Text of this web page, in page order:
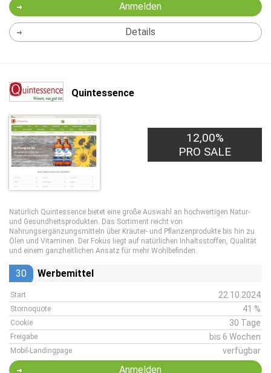
Anmelden
Details
Quintessence
12,00%
PRO SALE
Natürlich Quintessence bietet eine große Auswahl an hochwertigen Natur-
und Gesundheitsprodukten. Das Sortiment reicht von
Nahrungsergänzungsmitteln über Kräuter- und Pflanzenprodukte bis hin zu
Ölen und Vitaminen. Der Fokus liegt auf natürlichen Inhaltsstoffen, Qualität
und einem ganzheitlichen Ansatz für mehr Wohlbefinden.
30 Werbemittel
Start 22.10.2024
Stornoquote 41 %
Cookie 30 Tage
Freigabe bis 6 Wochen
Mobil-Landingpage verfügbar
Anmelden